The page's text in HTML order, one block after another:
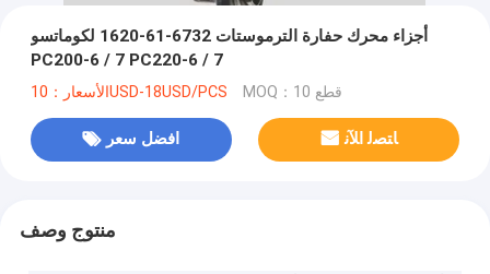
أجزاء محرك حفارة الترموستات 6732-61-1620 لكوماتسو
PC200-6 / 7 PC220-6 / 7
الأسعار：10USD-18USD/PCS MOQ：10 قطع
افضل سعر ﺎﺘﺼﻟ ﺍﻶﻧ
منتوج وصف